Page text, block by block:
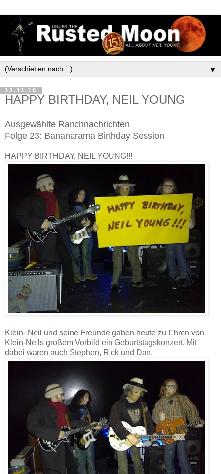
▼
12.11.10
HAPPY BIRTHDAY, NEIL YOUNG
Ausgewählte Ranchnachrichten
Folge 23: Bananarama Birthday Session
HAPPY BIRTHDAY, NEIL YOUNG!!!
Klein- Neil und seine Freunde gaben heute zu Ehren von
Klein-Neils großem Vorbild ein Geburtstagskonzert. Mit
dabei waren auch Stephen, Rick und Dan.